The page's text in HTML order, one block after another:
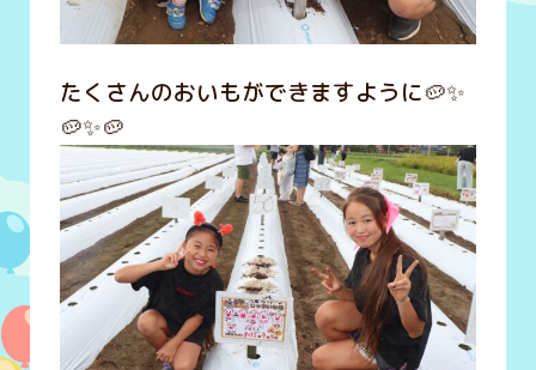
たくさんのおいもができますように🥔✨
🥔✨🥔